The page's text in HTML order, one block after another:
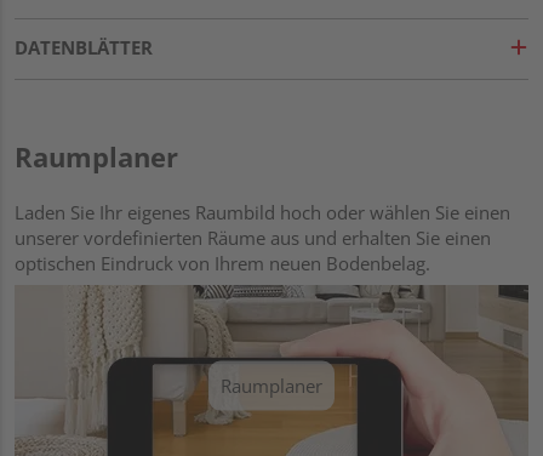
DATENBLÄTTER
Raumplaner
Laden Sie Ihr eigenes Raumbild hoch oder wählen Sie einen
unserer vordefinierten Räume aus und erhalten Sie einen
optischen Eindruck von Ihrem neuen Bodenbelag.
Raumplaner